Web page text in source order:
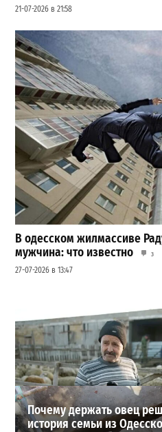
21-07-2026 в 21:58
В одесском жилмассиве
мужчина: что известно
3
27-07-2026 в 13:47
Шезлонги, бунгало и VIP-
заплатить за отдых в
21-07-2026 в 19:23
ВИБОР РЕДАКЦИИ
Почему держать овец
история семьи из